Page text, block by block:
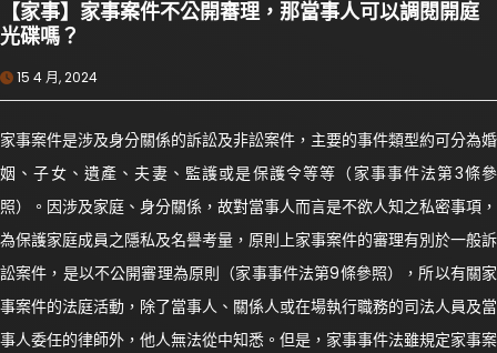
【家事】家事案件不公開審理，那當事人可以調閱開庭
光碟嗎？
15 4 月, 2024
家事案件是涉及身分關係的訴訟及非訟案件，主要的事件類型約可分為婚
姻、子女、遺產、夫妻、監護或是保護令等等（家事事件法第3條參
照）。因涉及家庭、身分關係，故對當事人而言是不欲人知之私密事項，
為保護家庭成員之隱私及名譽考量，原則上家事案件的審理有別於一般訴
訟案件，是以不公開審理為原則（家事事件法第9條參照），所以有關家
事案件的法庭活動，除了當事人、關係人或在場執行職務的司法人員及當
事人委任的律師外，他人無法從中知悉。但是，家事事件法雖規定家事案